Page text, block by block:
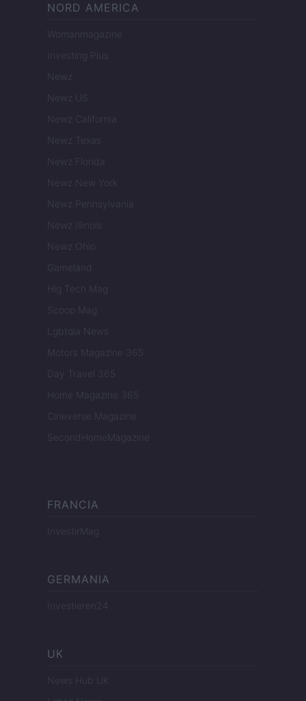
NORD AMERICA
Womanmagazine
Investing Plus
Newz
Newz US
Newz California
Newz Texas
Newz Florida
Newz New York
Newz Pennsylvania
Newz Illinois
Newz Ohio
Gameland
Hig Tech Mag
Scoop Mag
Lgbtqia News
Motors Magazine 365
Day Travel 365
Home Magazine 365
Cineverse Magazine
SecondHomeMagazine
FRANCIA
InvestirMag
GERMANIA
Investieren24
UK
News Hub UK